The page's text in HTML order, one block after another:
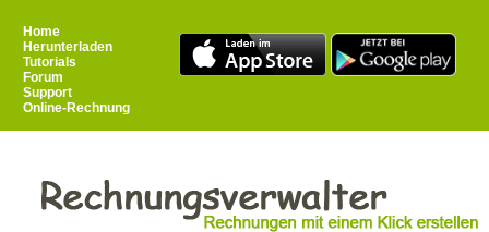
Home
Herunterladen
Tutorials
Forum
Support
Online-Rechnung